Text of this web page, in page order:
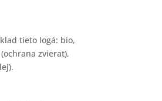
tieto logá: bio,
zvierat),